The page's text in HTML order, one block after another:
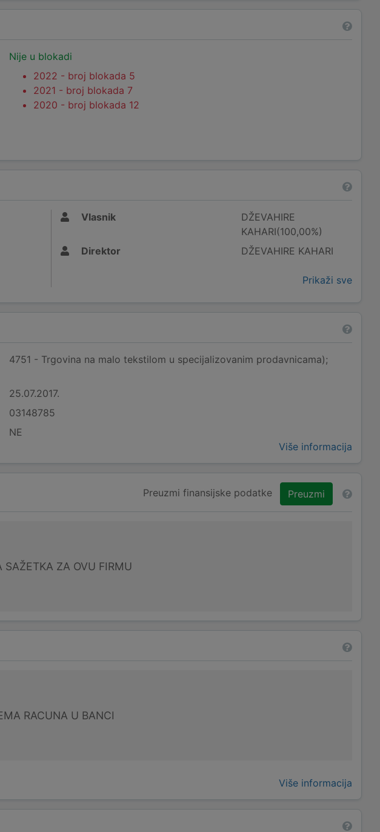
Nije u blokadi
2022 - broj blokada 5
2021 - broj blokada 7
2020 - broj blokada 12
Vlasnik
DŽEVAHIRE
KAHARI(100,00%)
Direktor
DŽEVAHIRE KAHARI
Prikaži sve
4751 - Trgovina na malo tekstilom u specijalizovanim prodavnicama);
25.07.2017.
03148785
NE
Više informacija
Preuzmi finansijske podatke Preuzmi
SAŽETKA ZA OVU FIRMU
RACUNA U BANCI
Više informacija